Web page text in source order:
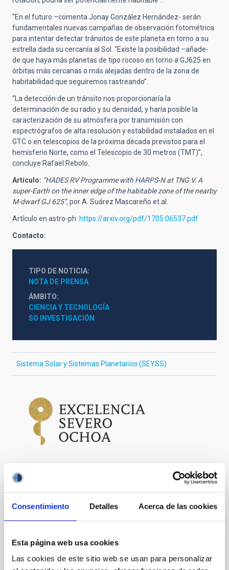
Consentimiento Detalles Acerca de las cookies
Esta página web usa cookies
Las cookies de este sitio web se usan para personalizar
“En el futuro –comenta Jonay González Hernández- serán
fundamentales nuevas campañas de observación fotométrica
para intentar detectar tránsitos de este planeta en torno a su
estrella dada su cercanía al Sol. “Existe la posibilidad –añade-
de que haya más planetas de tipo rocoso en torno a GJ625 en
órbitas más cercanas o más alejadas dentro de la zona de
habitabilidad que seguiremos rastreando”.
“La detección de un tránsito nos proporcionaría la
determinación de su radio y su densidad, y haría posible la
caracterización de su atmósfera por transmisión con
espectrógrafos de alta resolución y estabilidad instalados en el
GTC o en telescopios de la próxima década previstos para el
hemisferio Norte, como el Telescopio de 30 metros (TMT)”,
concluye Rafael Rebolo.
Artículo: “HADES RV Programme with HARPS-N at TNG V. A
super-Earth on the inner edge of the habitable zone of the nearby
M-dwarf GJ 625”,por A. Suárez Mascareño et.al.
Artículo en astro-ph: https://arxiv.org/pdf/1705.06537.pdf
Contacto:
TIPO DE NOTICIA
NOTA DE PRENSA
ÁMBITO
CIENCIA Y TECNOLOGÍA
SO INVESTIGACIÓN
Sistema Solar y Sistemas Planetarios (SEYSS)
Otras noticias relacionadas
protagonistas de una nueva sesión de ‘Del